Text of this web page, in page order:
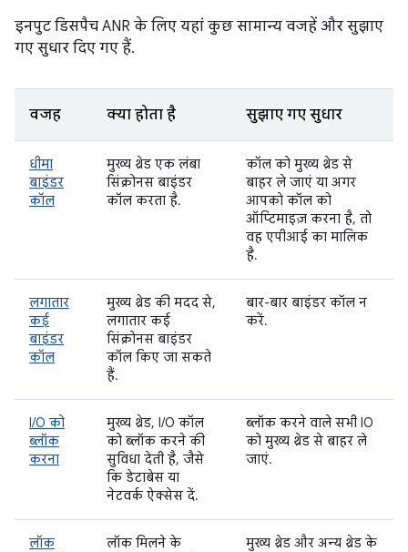
इनपुट डिसपैच ANR के लिए यहां कुछ सामान्य वजहें और सुझाए
गए सुधार दिए गए हैं.
वजह क्या होता है सुझाए गए सुधार
धीमा
बाइंडर
कॉल
मुख्य थ्रेड एक लंबा
सिंक्रोनस बाइंडर
कॉल करता है.
कॉल को मुख्य थ्रेड से
बाहर ले जाएं या अगर
आपको कॉल को
ऑप्टिमाइज़ करना है, तो
वह एपीआई का मालिक
है.
लगातार
कई
बाइंडर
कॉल
मुख्य थ्रेड की मदद से,
लगातार कई
सिंक्रोनस बाइंडर
कॉल किए जा सकते
हैं.
बार-बार बाइंडर कॉल न
करें.
I/O को
ब्लॉक
करना
मुख्य थ्रेड, I/O कॉल
को ब्लॉक करने की
सुविधा देती है, जैसे
कि डेटाबेस या
नेटवर्क ऐक्सेस दें.
ब्लॉक करने वाले सभी IO
को मुख्य थ्रेड से बाहर ले
जाएं.
लॉक
लॉक मिलने के
मुख्य थ्रेड और अन्य थ्रेड के